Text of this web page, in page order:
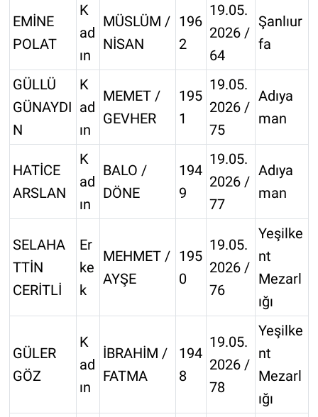
EMİNE
POLAT
K
ad
ın
MÜSLÜM /
NİSAN
196
2
19.05.
2026 /
64
Şanlıur
fa
GÜLLÜ
GÜNAYDI
N
K
ad
ın
MEMET /
GEVHER
195
1
19.05.
2026 /
75
Adıya
man
HATİCE
ARSLAN
K
ad
ın
BALO /
DÖNE
194
9
19.05.
2026 /
77
Adıya
man
SELAHA
TTİN
CERİTLİ
Er
ke
k
MEHMET /
AYŞE
195
0
19.05.
2026 /
76
Yeşilke
nt
Mezarl
ığı
GÜLER
GÖZ
K
ad
ın
İBRAHİM /
FATMA
194
8
19.05.
2026 /
78
Yeşilke
nt
Mezarl
ığı